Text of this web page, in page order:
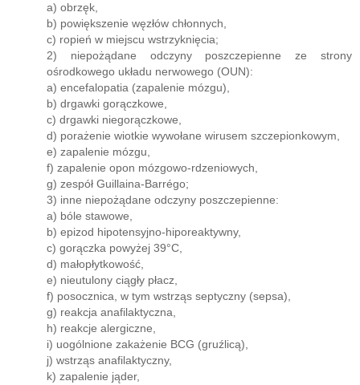
a) obrzęk,
b) powiększenie węzłów chłonnych,
c) ropień w miejscu wstrzyknięcia;
2) niepożądane odczyny poszczepienne ze strony
ośrodkowego układu nerwowego (OUN):
a) encefalopatia (zapalenie mózgu),
b) drgawki gorączkowe,
c) drgawki niegorączkowe,
d) porażenie wiotkie wywołane wirusem szczepionkowym,
e) zapalenie mózgu,
f) zapalenie opon mózgowo-rdzeniowych,
g) zespół Guillaina-Barrégo;
3) inne niepożądane odczyny poszczepienne:
a) bóle stawowe,
b) epizod hipotensyjno-hiporeaktywny,
c) gorączka powyżej 39°C,
d) małopłytkowość,
e) nieutulony ciągły płacz,
f) posocznica, w tym wstrząs septyczny (sepsa),
g) reakcja anafilaktyczna,
h) reakcje alergiczne,
i) uogólnione zakażenie BCG (gruźlicą),
j) wstrząs anafilaktyczny,
k) zapalenie jąder,